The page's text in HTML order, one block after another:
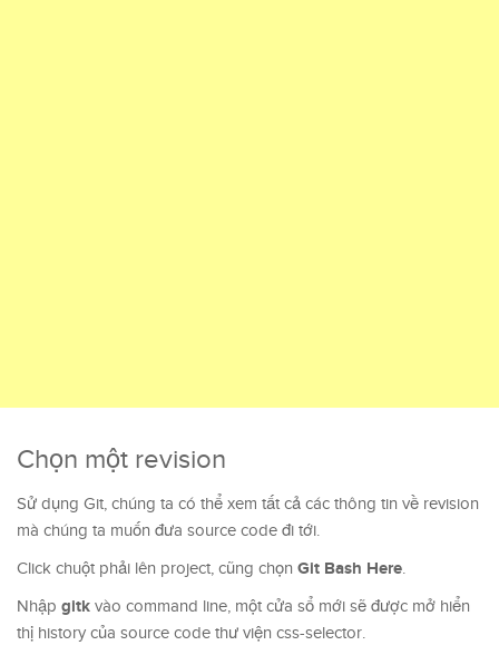
Chọn một revision
Sử dụng Git, chúng ta có thể xem tất cả các thông tin về revision
mà chúng ta muốn đưa source code đi tới.
Click chuột phải lên project, cũng chọn Git Bash Here.
Nhập gitk vào command line, một cửa sổ mới sẽ được mở hiển
thị history của source code thư viện css-selector.